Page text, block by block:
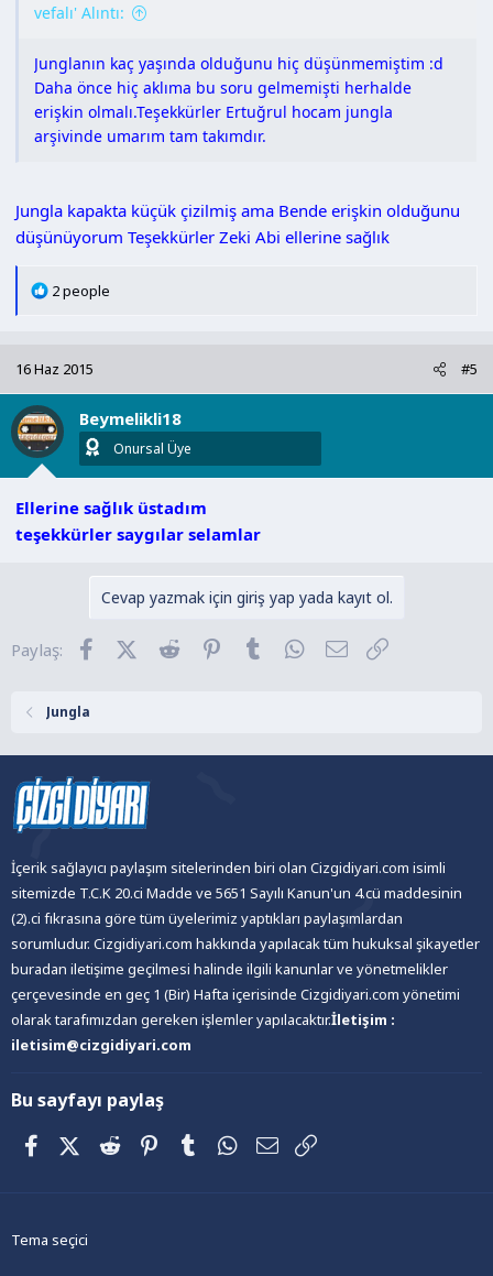
vefalı' Alıntı:
Junglanın kaç yaşında olduğunu hiç düşünmemiştim :d
Daha önce hiç aklıma bu soru gelmemişti herhalde
erişkin olmalı.Teşekkürler Ertuğrul hocam jungla
arşivinde umarım tam takımdır.
Jungla kapakta küçük çizilmiş ama Bende erişkin olduğunu
düşünüyorum Teşekkürler Zeki Abi ellerine sağlık
T
i
l
e
r
2 people
16 Haz 2015 #5
Beymelikli18
Onursal Üye
Ellerine sağlık üstadım
teşekkürler saygılar selamlar
Cevap yazmak için giriş yap yada kayıt ol.
Paylaş: FacebookX (Twitter)
Reddit Pinterest
Tumblr WhatsApp
E-posta
Jungla
İçerik sağlayıcı paylaşım sitelerinden biri olan Cizgidiyari.com isimli
sitemizde T.C.K 20.ci Madde ve 5651 Sayılı Kanun'un 4.cü maddesinin
(2).ci fıkrasına göre tüm üyelerimiz yaptıkları paylaşımlardan
sorumludur. Cizgidiyari.com hakkında yapılacak tüm hukuksal şikayetler
buradan iletişime geçilmesi halinde ilgili kanunlar ve yönetmelikler
çerçevesinde en geç 1 (Bir) Hafta içerisinde Cizgidiyari.com yönetimi
olarak tarafımızdan gereken işlemler yapılacaktır.İletişim :
iletisim@cizgidiyari.com
Bu sayfayı paylaş
FacebookX (Twitter)
Reddit PinterestTumblrWhatsApp
E-posta
Tema seçici